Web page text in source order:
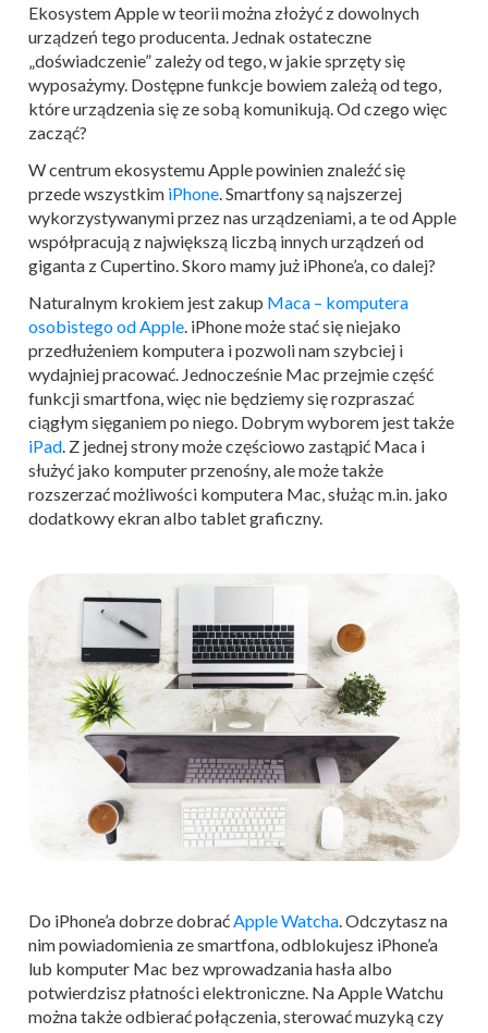
Ekosystem Apple w teorii można złożyć z dowolnych
urządzeń tego producenta. Jednak ostateczne
„doświadczenie” zależy od tego, w jakie sprzęty się
wyposażymy. Dostępne funkcje bowiem zależą od tego,
które urządzenia się ze sobą komunikują. Od czego więc
zacząć?
W centrum ekosystemu Apple powinien znaleźć się
przede wszystkim iPhone. Smartfony są najszerzej
wykorzystywanymi przez nas urządzeniami, a te od Apple
współpracują z największą liczbą innych urządzeń od
giganta z Cupertino. Skoro mamy już iPhone’a, co dalej?
Naturalnym krokiem jest zakup Maca – komputera
osobistego od Apple. iPhone może stać się niejako
przedłużeniem komputera i pozwoli nam szybciej i
wydajniej pracować. Jednocześnie Mac przejmie część
funkcji smartfona, więc nie będziemy się rozpraszać
ciągłym sięganiem po niego. Dobrym wyborem jest także
iPad. Z jednej strony może częściowo zastąpić Maca i
służyć jako komputer przenośny, ale może także
rozszerzać możliwości komputera Mac, służąc m.in. jako
dodatkowy ekran albo tablet graficzny.
Do iPhone’a dobrze dobraćApple Watcha. Odczytasz na
nim powiadomienia ze smartfona, odblokujesz iPhone’a
lub komputer Mac bez wprowadzania hasła albo
potwierdzisz płatności elektroniczne. Na Apple Watchu
można także odbierać połączenia, sterować muzyką czy